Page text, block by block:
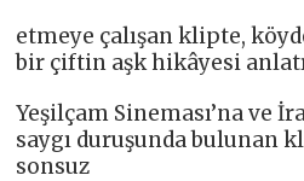
etmeye çalışan klipte,
bir çiftin aşk hikâyesi
Yeşilçam Sineması’na ve
saygı duruşunda bulunan
sonsuz